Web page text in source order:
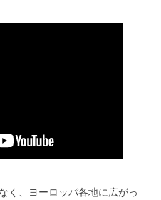
く、ヨーロッパ各地に広がっ